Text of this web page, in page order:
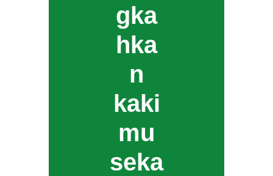
gka
hka
n
kaki
mu
seka